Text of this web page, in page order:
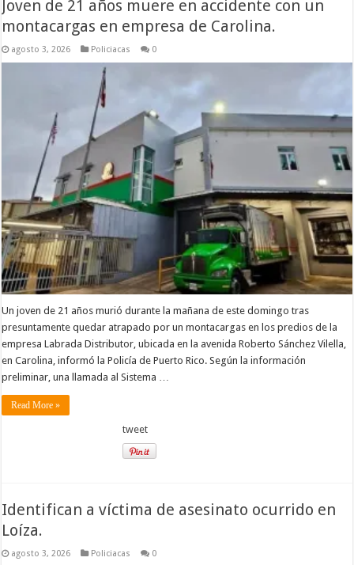
Joven de 21 años muere en accidente con un
montacargas en empresa de Carolina.
agosto 3, 2026 Policiacas 0
Un joven de 21 años murió durante la mañana de este domingo tras
presuntamente quedar atrapado por un montacargas en los predios de la
empresa Labrada Distributor, ubicada en la avenida Roberto Sánchez Vilella,
en Carolina, informó la Policía de Puerto Rico. Según la información
preliminar, una llamada al Sistema …
Read More »
tweet
Identifican a víctima de asesinato ocurrido en
Loíza.
agosto 3, 2026 Policiacas 0